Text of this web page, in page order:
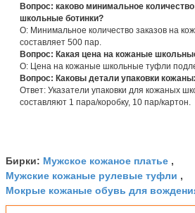
Вопрос: каково минимальное
школьные ботинки?
О: Минимальное количество заказов на
составляет 500 пар.
Вопрос: Какая цена на кожаные
О: Цена на кожаные школьные туфли
Вопрос: Каковы детали упаковки
Ответ: Указатели упаковки для кожаных
составляют 1 пара/коробку, 10 пар/картон.
Бирки: Мужское кожаное платье ,
Мужские кожаные рулевые туфли ,
Мокрые кожаные обувь для